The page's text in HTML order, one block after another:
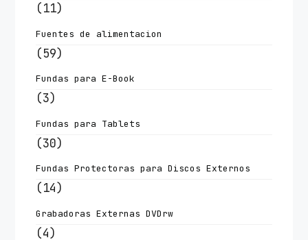
(11)
Fuentes de alimentacion
(59)
Fundas para E-Book
(3)
Fundas para Tablets
(30)
Fundas Protectoras para Discos Externos
(14)
Grabadoras Externas DVDrw
(4)